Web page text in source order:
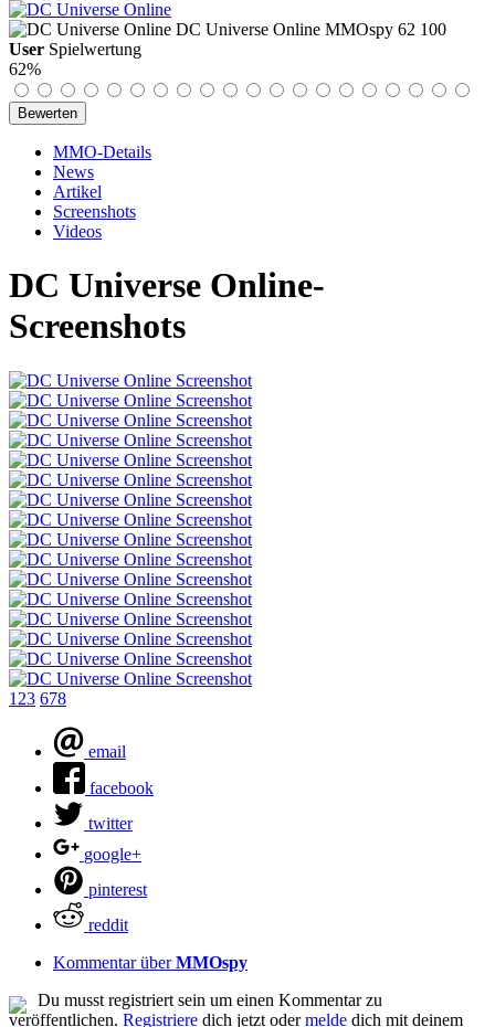
DC Universe Online MMOspy 62 100
User Spielwertung
62%
MMO-Details
News
Artikel
Screenshots
Videos
DC Universe Online-
Screenshots
1 23 678
email
facebook
twitter
google+
pinterest
reddit
Kommentar überMMOspy
Du musst registriert sein um einen Kommentar zu
veröffentlichen. Registriere dich jetzt odermelde dich mit deinem